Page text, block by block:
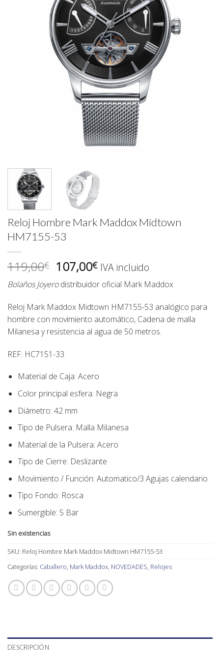
Reloj Hombre Mark Maddox Midtown
HM7155-53
119,00€ El
precio
original
era:
119,00€.
107,00€El
precio
actual
es:
107,00€.
IVA incluido
Bolaños Joyerodistribuidor oficial Mark Maddox
Reloj Mark Maddox Midtown HM7155-53 analógico para
hombre con movimiento automático, Cadena de malla
Milanesa y resistencia al agua de 50 metros.
REF: HC7151-33
Material de Caja: Acero
Color principal esfera: Negra
Diámetro: 42 mm
Tipo de Pulsera: Malla Milanesa
Material de la Pulsera: Acero
Tipo de Cierre: Deslizante
Movimiento / Función: Automatico/3 Agujas calendario
Tipo Fondo: Rosca
Sumergible: 5 Bar
Sin existencias
SKU: Reloj Hombre Mark Maddox Midtown HM7155-53
Categorías: Caballero, Mark Maddox, NOVEDADES, Relojes
DESCRIPCIÓN